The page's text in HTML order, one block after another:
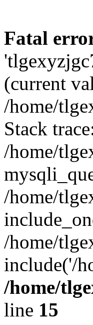
Fatal
(current
/home/
Stack
/home/
/home/
/home/
include('/
/home/
line 15